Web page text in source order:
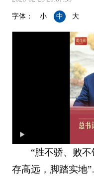
字体： 小 中 大
“胜不骄、败
存高远，脚踏实地